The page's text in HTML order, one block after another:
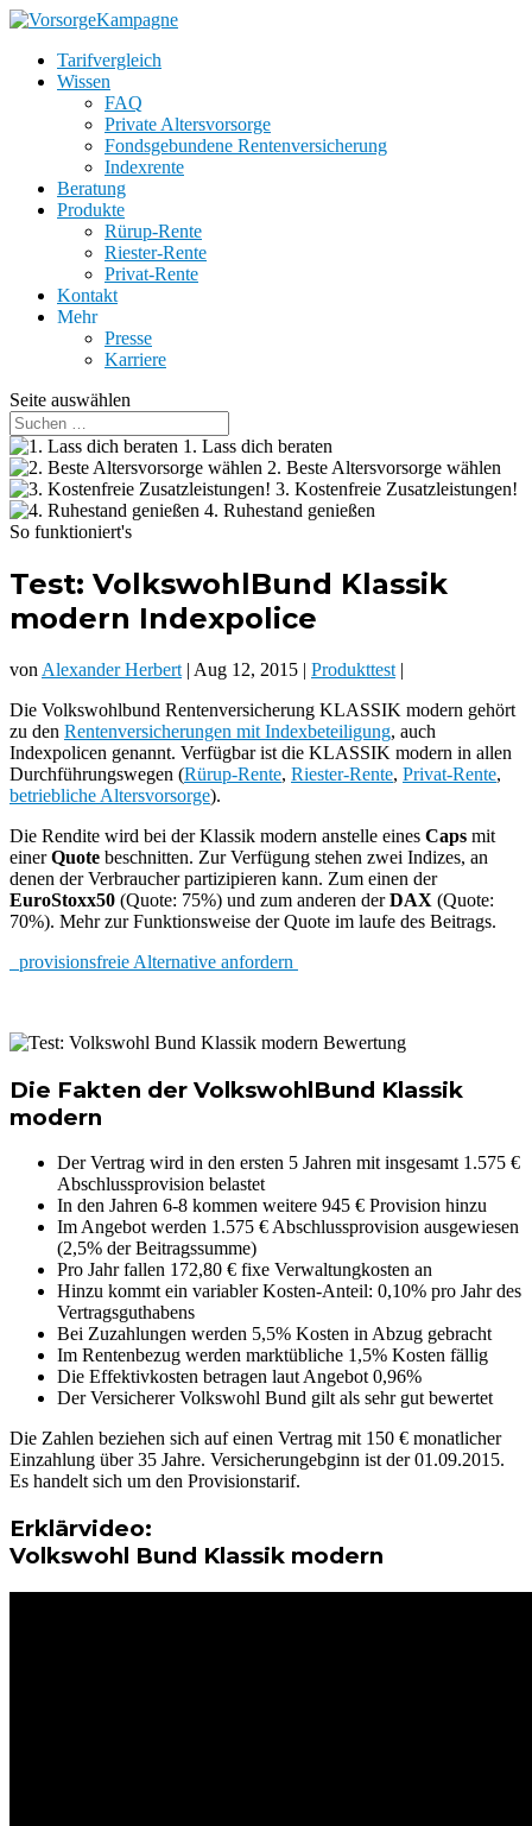
Tarifvergleich
Wissen
FAQ
Private Altersvorsorge
Fondsgebundene Rentenversicherung
Indexrente
Beratung
Produkte
Rürup-Rente
Riester-Rente
Privat-Rente
Kontakt
Mehr
Presse
Karriere
Seite auswählen
1. Lass dich beraten
2. Beste Altersvorsorge wählen
3. Kostenfreie Zusatzleistungen!
4. Ruhestand genießen
So funktioniert's
Test: VolkswohlBund Klassik
modern Indexpolice
von Alexander Herbert | Aug 12, 2015 | Produkttest |
Die Volkswohlbund Rentenversicherung KLASSIK modern gehört
zu den Rentenversicherungen mit Indexbeteiligung, auch
Indexpolicen genannt. Verfügbar ist die KLASSIK modern in allen
Durchführungswegen (Rürup-Rente, Riester-Rente, Privat-Rente,
betriebliche Altersvorsorge).
Die Rendite wird bei der Klassik modern anstelle eines Caps mit
einerQuote beschnitten. Zur Verfügung stehen zwei Indizes, an
denen der Verbraucher partizipieren kann. Zum einen der
EuroStoxx50 (Quote: 75%) und zum anderen derDAX (Quote:
70%). Mehr zur Funktionsweise der Quote im laufe des Beitrags.
provisionsfreie Alternative anfordern
Die Fakten der VolkswohlBund Klassik
modern
Der Vertrag wird in den ersten 5 Jahren mit insgesamt 1.575 €
Abschlussprovision belastet
In den Jahren 6-8 kommen weitere 945 € Provision hinzu
Im Angebot werden 1.575 € Abschlussprovision ausgewiesen
(2,5% der Beitragssumme)
Pro Jahr fallen 172,80 € fixe Verwaltungkosten an
Hinzu kommt ein variabler Kosten-Anteil: 0,10% pro Jahr des
Vertragsguthabens
Bei Zuzahlungen werden 5,5% Kosten in Abzug gebracht
Im Rentenbezug werden marktübliche 1,5% Kosten fällig
Die Effektivkosten betragen laut Angebot 0,96%
Der Versicherer Volkswohl Bund gilt als sehr gut bewertet
Die Zahlen beziehen sich auf einen Vertrag mit 150 € monatlicher
Einzahlung über 35 Jahre. Versicherungebginn ist der 01.09.2015.
Es handelt sich um den Provisionstarif.
Erklärvideo:
Volkswohl Bund Klassik modern